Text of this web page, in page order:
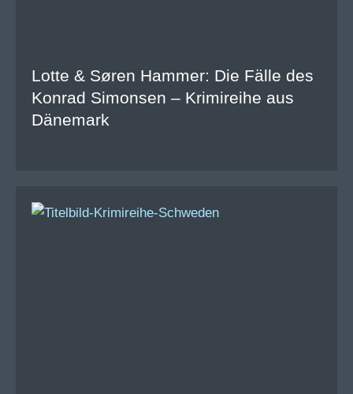
Lotte & Søren Hammer: Die Fälle des
Konrad Simonsen – Krimireihe aus
Dänemark